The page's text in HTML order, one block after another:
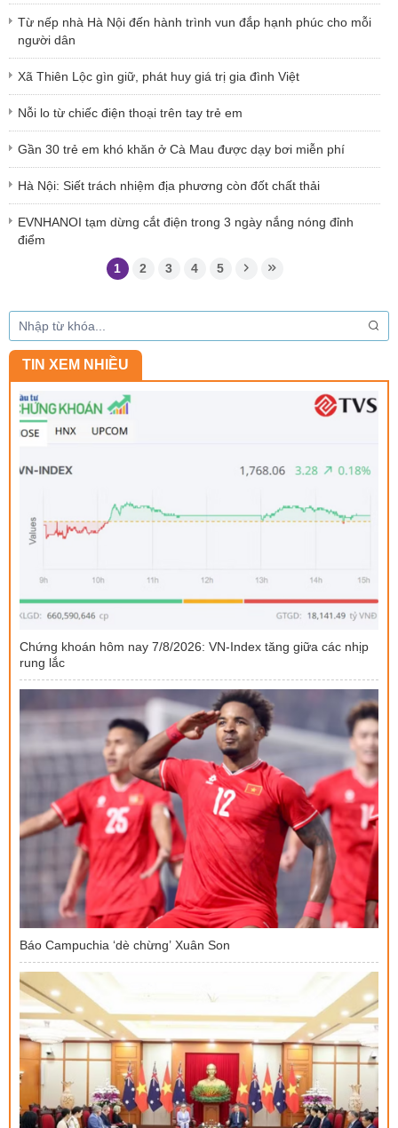
Từ nếp nhà Hà Nội đến hành trình vun đắp hạnh phúc cho mỗi
người dân
Xã Thiên Lộc gìn giữ, phát huy giá trị gia đình Việt
Nỗi lo từ chiếc điện thoại trên tay trẻ em
Gần 30 trẻ em khó khăn ở Cà Mau được dạy bơi miễn phí
Hà Nội: Siết trách nhiệm địa phương còn đốt chất thải
EVNHANOI tạm dừng cắt điện trong 3 ngày nắng nóng đỉnh
điểm
1 2 3 4 5
TIN XEM NHIỀU
Chứng khoán hôm nay 7/8/2026: VN-Index tăng giữa các nhịp
rung lắc
Báo Campuchia ‘dè chừng’ Xuân Son